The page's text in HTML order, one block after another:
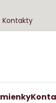
Kontakty